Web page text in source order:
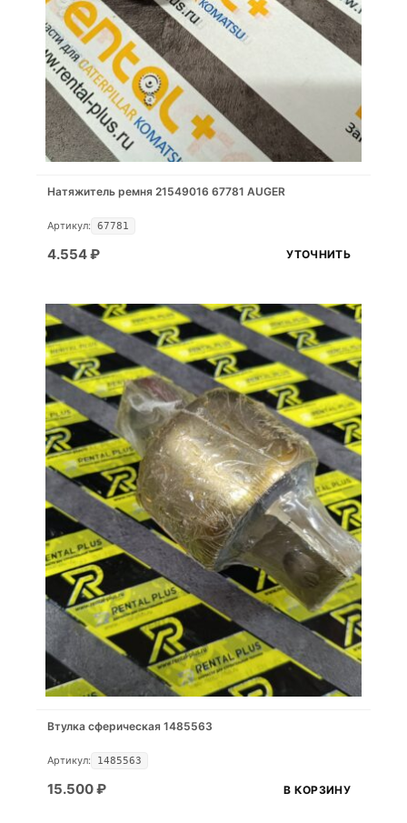
Натяжитель ремня 21549016 67781 AUGER
Артикул: 67781
4.554₽ УТОЧНИТЬ
Втулка сферическая 1485563
Артикул: 1485563
15.500₽ В КОРЗИНУ